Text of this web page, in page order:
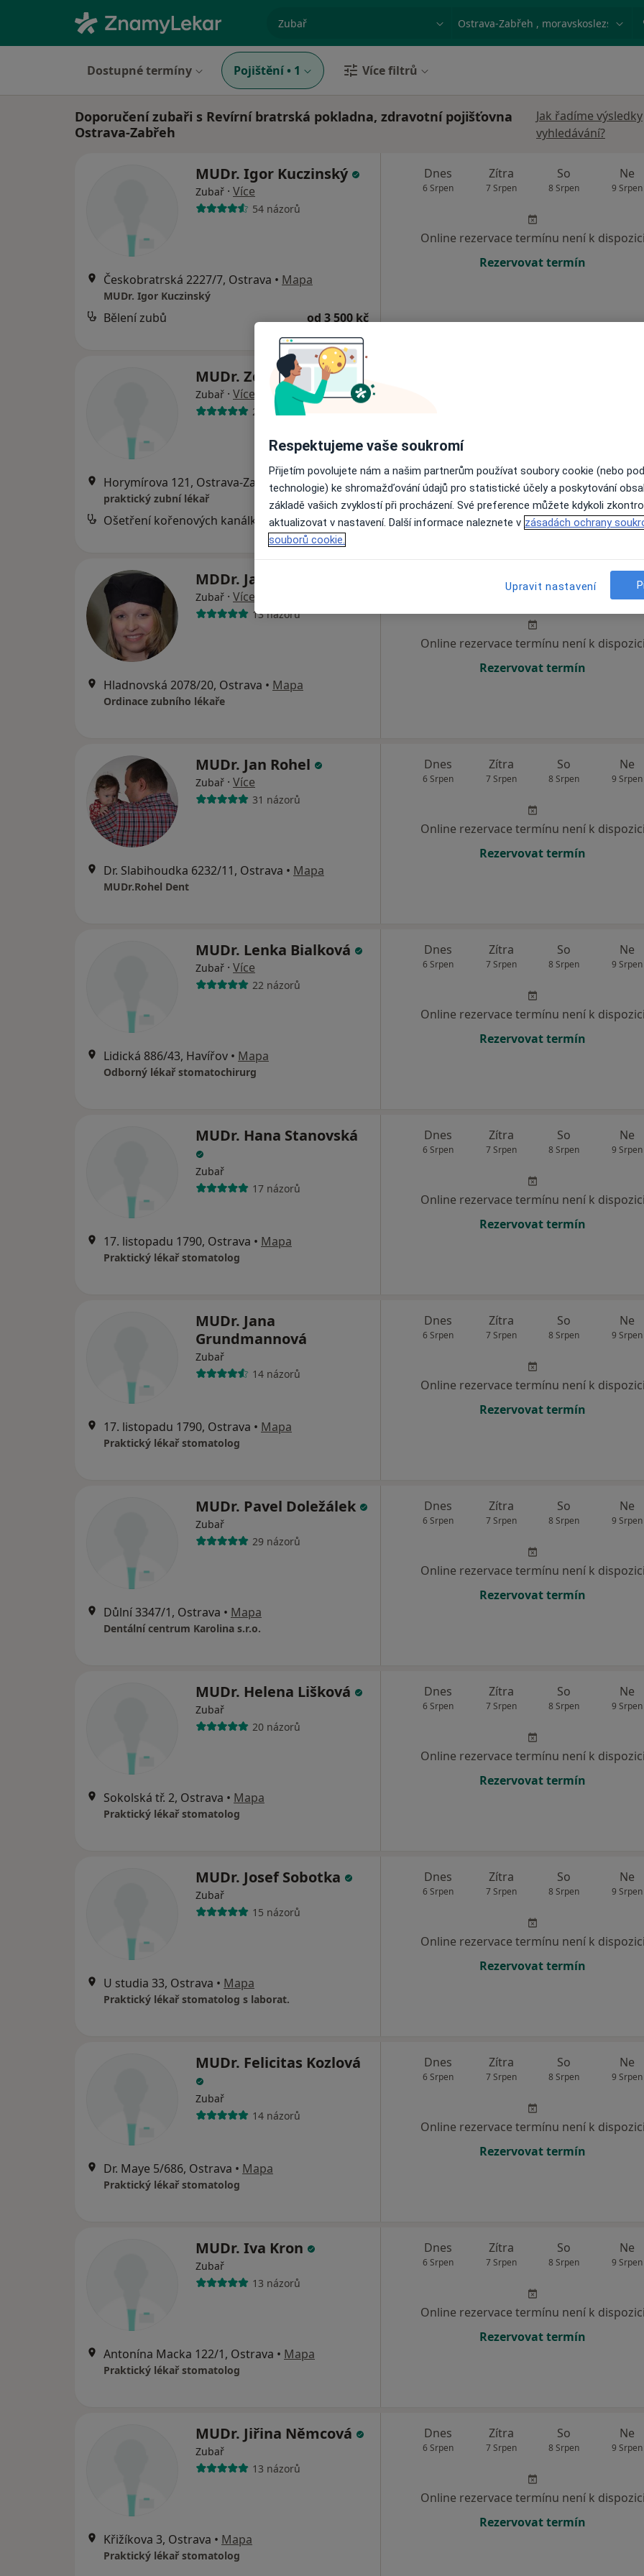
specializace, nemoc nebo příjmení Město nebo region
Dostupné termíny Pojištění • 1 Více filtrů
Doporučení zubaři s Revírní bratrská pokladna, zdravotní pojišťovna
Ostrava-Zabřeh
Jak řadíme výsledky
vyhledávání?
MUDr. Igor Kuczinský
Zubař · Více
54 názorů
Českobratrská 2227/7, Ostrava • Mapa
MUDr. Igor Kuczinský
Bělení zubů od 3 500 kč
Dnes
6 Srpen
Zítra
7 Srpen
So
8 Srpen
Ne
9 Srpen
Online rezervace termínu není k dispozici
Rezervovat termín
MUDr. Zdeněk Holub
Zubař · Více
28 názorů
Horymírova 121, Ostrava-Zabřeh•Mapa
praktický zubní lékař
Ošetření kořenových kanálků 700 Kč
Online rezervace termínu není k dispozici
Rezervovat termín
MDDr. Jana Sílová
Zubař · Více
13 názorů
Hladnovská 2078/20, Ostrava • Mapa
Ordinace zubního lékaře
Zítra
7 Srpen 8 Srpen
Online rezervace termínu není k dispozici
Rezervovat termín
MUDr. Jan Rohel
Zubař · Více
31 názorů
Dr. Slabihoudka 6232/11, Ostrava • Mapa
MUDr.Rohel Dent
Dnes
6 Srpen
Zítra
7 Srpen
So
8 Srpen
Ne
9 Srpen
Online rezervace termínu není k dispozici
Rezervovat termín
MUDr. Lenka Bialková
Zubař · Více
22 názorů
Lidická 886/43, Havířov • Mapa
Odborný lékař stomatochirurg
Dnes
6 Srpen
Zítra
7 Srpen
So
8 Srpen
Ne
9 Srpen
Online rezervace termínu není k dispozici
Rezervovat termín
MUDr. Hana Stanovská
Zubař
17 názorů
17. listopadu 1790, Ostrava • Mapa
Praktický lékař stomatolog
Dnes
6 Srpen
Zítra
7 Srpen
So
8 Srpen
Ne
9 Srpen
Online rezervace termínu není k dispozici
Rezervovat termín
MUDr. Jana
Grundmannová
Zubař
14 názorů
17. listopadu 1790, Ostrava • Mapa
Praktický lékař stomatolog
Dnes
6 Srpen
Zítra
7 Srpen
So
8 Srpen
Ne
9 Srpen
Online rezervace termínu není k dispozici
Rezervovat termín
MUDr. Pavel Doležálek
Zubař
29 názorů
Důlní 3347/1, Ostrava • Mapa
Dentální centrum Karolina s.r.o.
Dnes
6 Srpen
Zítra
7 Srpen
So
8 Srpen
Ne
9 Srpen
Online rezervace termínu není k dispozici
Rezervovat termín
MUDr. Helena Lišková
Zubař
20 názorů
Sokolská tř. 2, Ostrava • Mapa
Praktický lékař stomatolog
Dnes
6 Srpen
Zítra
7 Srpen
So
8 Srpen
Ne
9 Srpen
Online rezervace termínu není k dispozici
Rezervovat termín
MUDr. Josef Sobotka
Zubař
15 názorů
U studia 33, Ostrava • Mapa
Praktický lékař stomatolog s laborat.
Dnes
6 Srpen
Zítra
7 Srpen
So
8 Srpen
Ne
9 Srpen
Online rezervace termínu není k dispozici
Rezervovat termín
MUDr. Felicitas Kozlová
Zubař
14 názorů
Dr. Maye 5/686, Ostrava • Mapa
Praktický lékař stomatolog
Dnes
6 Srpen
Zítra
7 Srpen
So
8 Srpen
Ne
9 Srpen
Online rezervace termínu není k dispozici
Rezervovat termín
MUDr. Iva Kron
Zubař
13 názorů
Antonína Macka 122/1, Ostrava • Mapa
Praktický lékař stomatolog
Dnes
6 Srpen
Zítra
7 Srpen
So
8 Srpen
Ne
9 Srpen
Online rezervace termínu není k dispozici
Rezervovat termín
MUDr. Jiřina Němcová
Zubař
13 názorů
Křižíkova 3, Ostrava • Mapa
Praktický lékař stomatolog
Dnes
6 Srpen
Zítra
7 Srpen
So
8 Srpen
Ne
9 Srpen
Online rezervace termínu není k dispozici
Rezervovat termín
Respektujeme vaše soukromí
Přijetím povolujete nám a našim partnerům používat soubory cookie (nebo
technologie) ke shromažďování údajů pro statistické účely a poskytování
základě vašich zvyklostí při procházení. Své preference můžete kdykoli
aktualizovat v nastavení. Další informace naleznete v zásadách ochrany
souborů cookie.
Upravit nastavení